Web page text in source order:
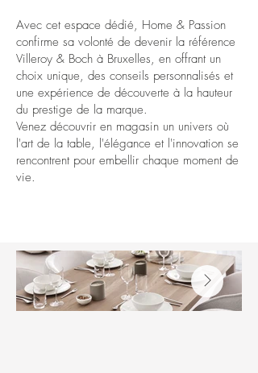
Avec cet espace dédié, Home & Passion
confirme sa volonté de devenir la référence
Villeroy & Boch à Bruxelles, en offrant un
choix unique, des conseils personnalisés et
une expérience de découverte à la hauteur
du prestige de la marque.
Venez découvrir en magasin un univers où
l'art de la table, l'élégance et l'innovation se
rencontrent pour embellir chaque moment de
vie.